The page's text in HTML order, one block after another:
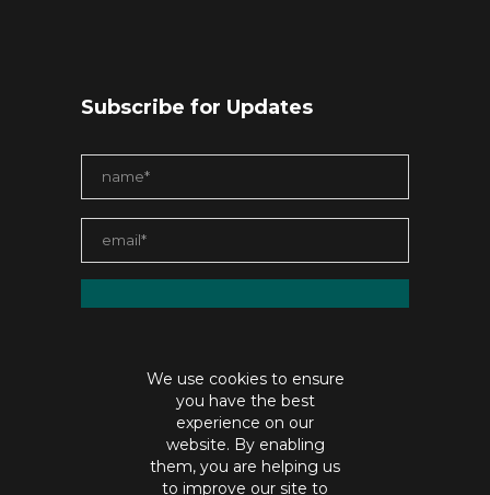
Subscribe for Updates
We use cookies to ensure
you have the best
experience on our
website. By enabling
them, you are helping us
to improve our site to